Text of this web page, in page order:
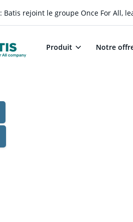
: Batis rejoint le groupe Once For All,
Produit Notre